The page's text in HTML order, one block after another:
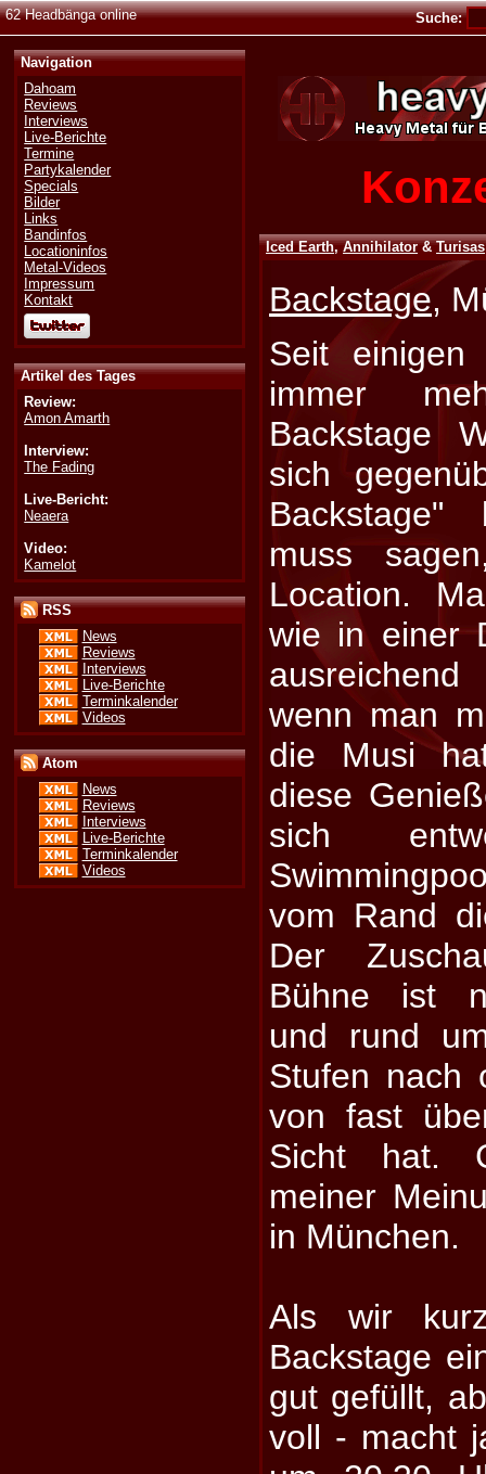
62 Headbänga online Suche:
Navigation
Dahoam
Reviews
Interviews
Live-Berichte
Termine
Partykalender
Specials
Bilder
Links
Bandinfos
Locationinfos
Metal-Videos
Impressum
Kontakt
Artikel des Tages
Review:
Amon Amarth
Interview:
The Fading
Live-Bericht:
Neaera
Video:
Kamelot
RSS
News
Reviews
Interviews
Live-Berichte
Terminkalender
Videos
Atom
News
Reviews
Interviews
Live-Berichte
Terminkalender
Videos
Iced Earth,Annihilator&Turisas
Backstage,
Seit einigen
immer
Backstage
sich
muss
Location.
wie in einer
wenn man
die Musi
diese
sich
vom Rand
Der
Bühne ist
und rund
Stufen nach
von fast
Sicht hat.
meiner
in München.
Als wir
Backstage
gut gefüllt,
voll - macht